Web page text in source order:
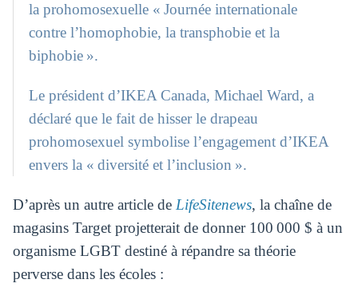
la prohomosexuelle « Journée internationale
contre l’homophobie, la transphobie et la
biphobie ».
Le président d’IKEA Canada, Michael Ward, a
déclaré que le fait de hisser le drapeau
prohomosexuel symbolise l’engagement d’IKEA
envers la « diversité et l’inclusion ».
D’après un autre article de LifeSitenews, la chaîne de
magasins Target projetterait de donner 100 000 $ à un
organisme LGBT destiné à répandre sa théorie
perverse dans les écoles :